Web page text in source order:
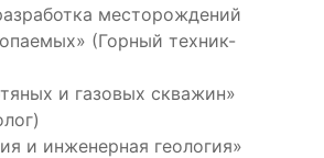
месторождений
(Горный техник-
и газовых скважин»
и инженерная геология»